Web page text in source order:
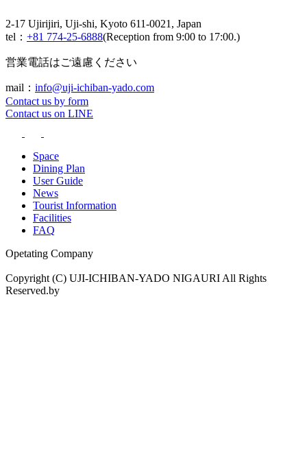
2-17 Ujirijiri, Uji-shi, Kyoto 611-0021, Japan
tel： +81 774-25-6888(Reception from 9:00 to 17:00.)
営業電話はご遠慮ください
mail： info@uji-ichiban-yado.com
Contact us by form
Contact us on LINE
Space
Dining Plan
User Guide
News
Tourist Information
Facilities
FAQ
Opetating Company
Copyright (C) UJI-ICHIBAN-YADO NIGAURI All Rights
Reserved.by